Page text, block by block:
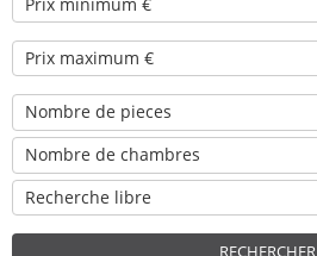
Nombre de pieces
Nombre de chambres
RECHERCHER